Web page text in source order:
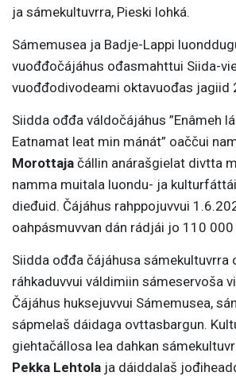
ja sámekultuvrra, Pieski lohká.
Sámemusea ja Badje-Lappi
vuođđočájáhus ođasmahttui Siida-
vuođđodivodeami oktavuođas jagiid
Siidda ođđa váldočájáhus ”Enâmeh
Eatnamat leat min mánát” oaččui
Morottaja čállin anárašgielat divtta
namma muitala luondu- ja
dieđuid. Čájáhus rahppojuvvui
oahpásmuvvan dán rádjái jo 110
Siidda ođđa čájáhusa sámekultuvrra
ráhkaduvvui váldimiin sámeservoša
Čájáhus huksejuvvui Sámemusea,
sápmelaš dáidaga ovttasbargun.
giehtačállosa lea dahkan
Pekka Lehtola ja dáiddalaš